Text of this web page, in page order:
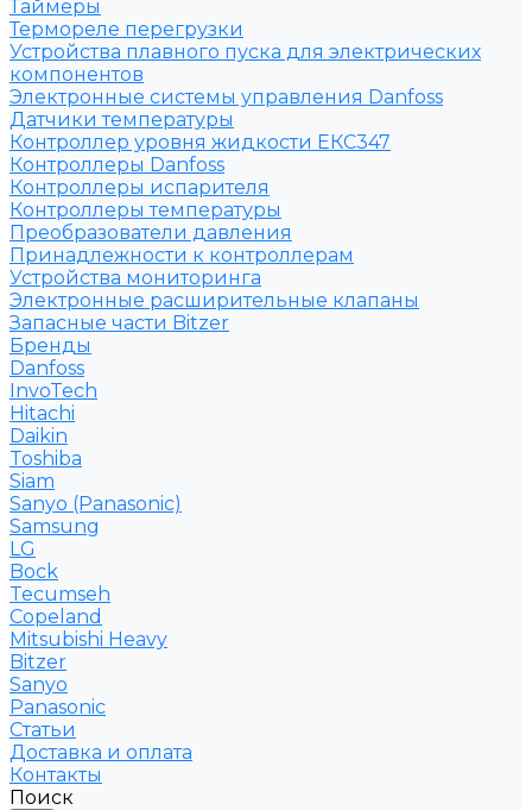
Таймеры
Термореле перегрузки
Устройства плавного пуска для электрических
компонентов
Электронные системы управления Danfoss
Датчики температуры
Контроллер уровня жидкости ЕКС347
Контроллеры Danfoss
Контроллеры испарителя
Контроллеры температуры
Преобразователи давления
Принадлежности к контроллерам
Устройства мониторинга
Электронные расширительные клапаны
Запасные части Bitzer
Бренды
Danfoss
InvoTech
Hitachi
Daikin
Toshiba
Siam
Sanyo (Panasonic)
Samsung
LG
Bock
Tecumseh
Copeland
Mitsubishi Heavy
Bitzer
Sanyo
Рanasonic
Статьи
Доставка и оплата
Контакты
Поиск